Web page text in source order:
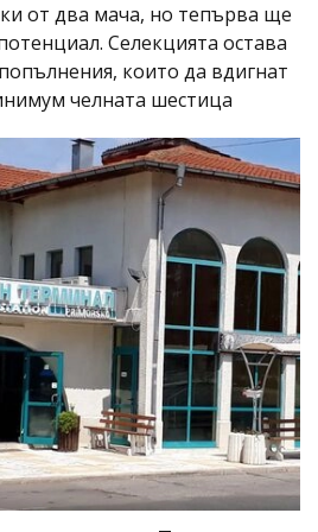
от два мача, но тепърва ще
Селекцията остава
които да вдигнат
челната шестица